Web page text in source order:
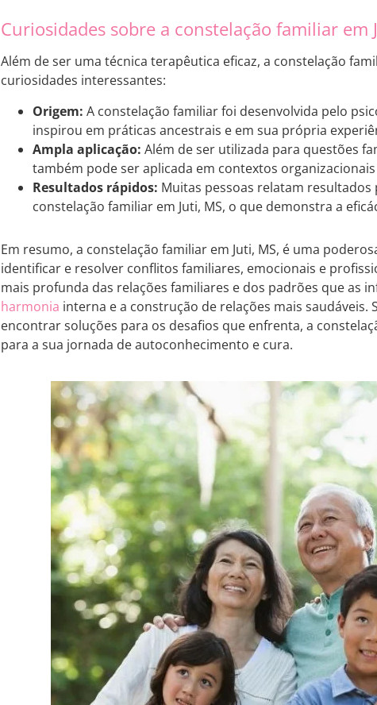
Curiosidades sobre a constelação familiar em
Além de ser uma técnica terapêutica eficaz, a constelação
curiosidades interessantes:
Origem: A constelação familiar foi desenvolvida pelo
inspirou em práticas ancestrais e em sua própria
Ampla aplicação: Além de ser utilizada para questões
também pode ser aplicada em contextos
Resultados rápidos: Muitas pessoas relatam
constelação familiar em Juti, MS, o que demonstra a
Em resumo, a constelação familiar em Juti, MS, é uma
identificar e resolver conflitos familiares, emocionais e
mais profunda das relações familiares e dos padrões que as
harmonia interna e a construção de relações mais saudáveis.
encontrar soluções para os desafios que enfrenta, a
para a sua jornada de autoconhecimento e cura.